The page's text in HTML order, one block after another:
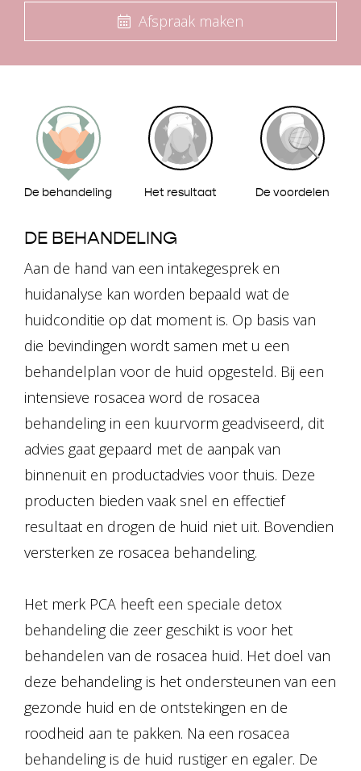
Afspraak maken
De behandeling Het resultaat De voordelen
DE BEHANDELING
Aan de hand van een intakegesprek en
huidanalyse kan worden bepaald wat de
huidconditie op dat moment is. Op basis van
die bevindingen wordt samen met u een
behandelplan voor de huid opgesteld. Bij een
intensieve rosacea word de rosacea
behandeling in een kuurvorm geadviseerd, dit
advies gaat gepaard met de aanpak van
binnenuit en productadvies voor thuis. Deze
producten bieden vaak snel en effectief
resultaat en drogen de huid niet uit. Bovendien
versterken ze rosacea behandeling.
Het merk PCA heeft een speciale detox
behandeling die zeer geschikt is voor het
behandelen van de rosacea huid. Het doel van
deze behandeling is het ondersteunen van een
gezonde huid en de ontstekingen en de
roodheid aan te pakken. Na een rosacea
behandeling is de huid rustiger en egaler. De